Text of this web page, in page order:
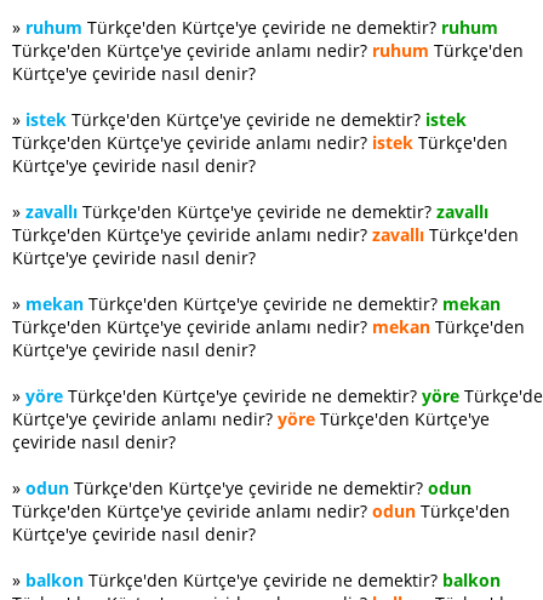
» ruhum Türkçe'den Kürtçe'ye çeviride ne demektir? ruhum
Türkçe'den Kürtçe'ye çeviride anlamı nedir? ruhum Türkçe'den
Kürtçe'ye çeviride nasıl denir?
» istek Türkçe'den Kürtçe'ye çeviride ne demektir? istek
Türkçe'den Kürtçe'ye çeviride anlamı nedir? istek Türkçe'den
Kürtçe'ye çeviride nasıl denir?
» zavallı Türkçe'den Kürtçe'ye çeviride ne demektir? zavallı
Türkçe'den Kürtçe'ye çeviride anlamı nedir? zavallı Türkçe'den
Kürtçe'ye çeviride nasıl denir?
» mekan Türkçe'den Kürtçe'ye çeviride ne demektir? mekan
Türkçe'den Kürtçe'ye çeviride anlamı nedir? mekan Türkçe'den
Kürtçe'ye çeviride nasıl denir?
» yöre Türkçe'den Kürtçe'ye çeviride ne demektir? yöre
Kürtçe'ye çeviride anlamı nedir? yöre Türkçe'den Kürtçe'ye
çeviride nasıl denir?
» odun Türkçe'den Kürtçe'ye çeviride ne demektir? odun
Türkçe'den Kürtçe'ye çeviride anlamı nedir? odun Türkçe'den
Kürtçe'ye çeviride nasıl denir?
» balkon Türkçe'den Kürtçe'ye çeviride ne demektir? balkon